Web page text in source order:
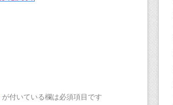
が付いている欄は必須項目です